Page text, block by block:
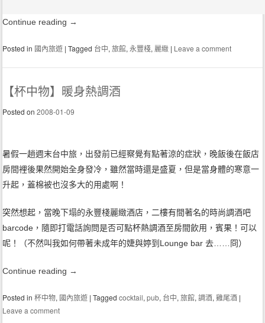
Continue reading →
Posted in 國內旅遊 |Tagged 台中,旅館,永豐棧,麗緻 | Leave a comment
【杯中物】暖身熱調酒
Posted on2008-01-09
暑假一趟週末台中旅，出發前已經察覺有點著涼的症狀，晚飯後在飯店
房間裡後果然開始全身發冷，雖然當時還是盛夏，但是當身體的寒意一
升起，蓋棉被也沒多大的用處啊！
突然想起，當晚下塌的永豐棧麗緻酒店，二樓有間著名的時尚調酒吧
barcode，隨即打電話詢問是否可點杯熱調酒至房間飲用，賓果！可以
呢！（不然叫我如何帶著未成年的婕與婷到Lounge bar 去……冏）
Continue reading →
Posted in杯中物, 國內旅遊 |Taggedcocktail,pub, 台中,旅館,調酒,雞尾酒 |
Leave a comment